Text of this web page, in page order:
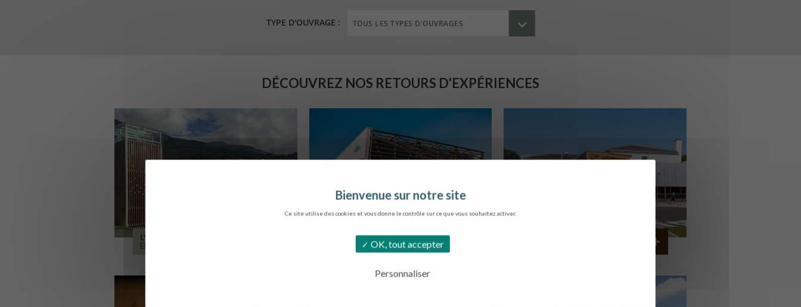
Ce site utilise des cookies et vous donne le contrôle sur ce que vous souhaitez activer.
OK, tout accepter
Personnaliser
TYPE D'OUVRAGE :
DÉCOUVREZ NOS RETOURS D'EXPÉRIENCES
LYCÉE ALPES ET DURANCE
EMBRUN
SIÈGE DE L’ONF